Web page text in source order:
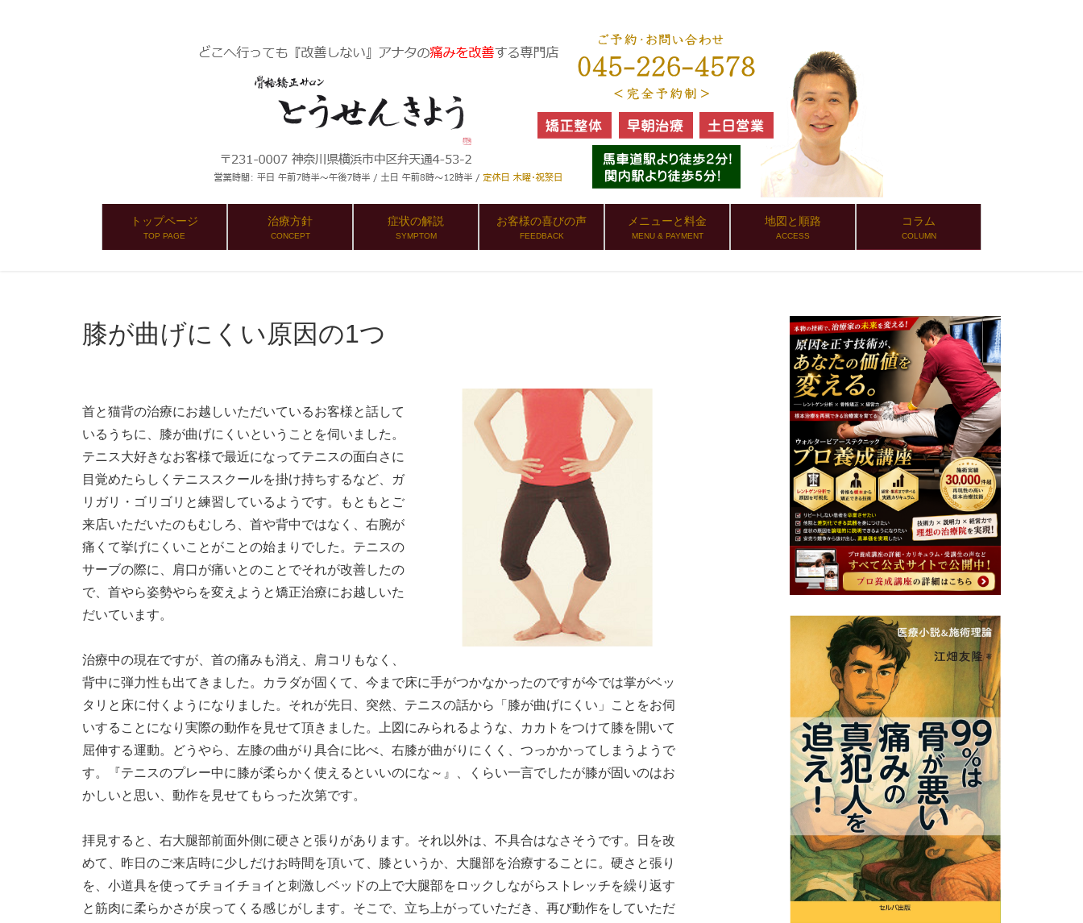
トップページ
TOP PAGE
治療方針
CONCEPT
症状の解説
SYMPTOM
お客様の喜びの声
FEEDBACK
メニューと料金
MENU & PAYMENT
地図と順路
ACCESS
コラム
COLUMN
膝が曲げにくい原因の1つ
首と猫背の治療にお越しいただいているお客様と話して
いるうちに、膝が曲げにくいということを伺いました。
テニス大好きなお客様で最近になってテニスの面白さに
目覚めたらしくテニススクールを掛け持ちするなど、ガ
リガリ・ゴリゴリと練習しているようです。もともとご
来店いただいたのもむしろ、首や背中ではなく、右腕が
痛くて挙げにくいことがことの始まりでした。テニスの
サーブの際に、肩口が痛いとのことでそれが改善したの
で、首やら姿勢やらを変えようと矯正治療にお越しいた
だいています。
治療中の現在ですが、首の痛みも消え、肩コリもなく、
背中に弾力性も出てきました。カラダが固くて、今まで床に手がつかなかったのですが今では掌がベッ
タリと床に付くようになりました。それが先日、突然、テニスの話から「膝が曲げにくい」ことをお伺
いすることになり実際の動作を見せて頂きました。上図にみられるような、カカトをつけて膝を開いて
屈伸する運動。どうやら、左膝の曲がり具合に比べ、右膝が曲がりにくく、つっかかってしまうようで
す。『テニスのプレー中に膝が柔らかく使えるといいのにな～』、くらい一言でしたが膝が固いのはお
かしいと思い、動作を見せてもらった次第です。
拝見すると、右大腿部前面外側に硬さと張りがあります。それ以外は、不具合はなさそうです。日を改
めて、昨日のご来店時に少しだけお時間を頂いて、膝というか、大腿部を治療することに。硬さと張り
を、小道具を使ってチョイチョイと刺激しベッドの上で大腿部をロックしながらストレッチを繰り返す
と筋肉に柔らかさが戻ってくる感じがします。そこで、立ち上がっていただき、再び動作をしていただ